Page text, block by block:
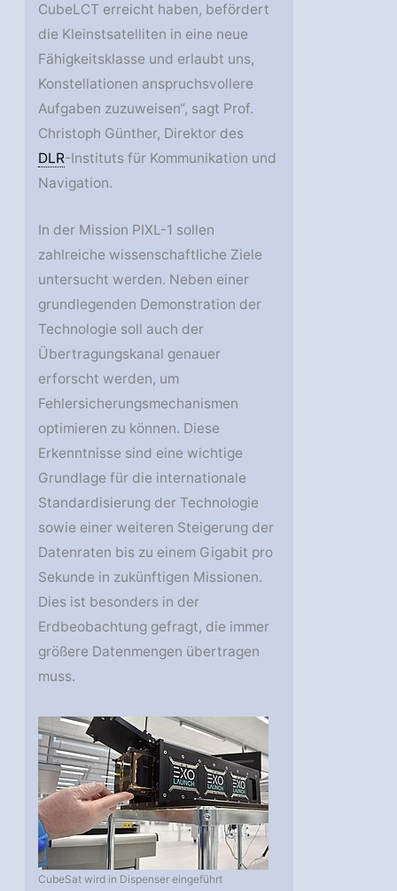
CubeLCT erreicht haben, befördert
die Kleinstsatelliten in eine neue
Fähigkeitsklasse und erlaubt uns,
Konstellationen anspruchsvollere
Aufgaben zuzuweisen“, sagt Prof.
Christoph Günther, Direktor des
DLR-Instituts für Kommunikation und
Navigation.
In der Mission PIXL-1 sollen
zahlreiche wissenschaftliche Ziele
untersucht werden. Neben einer
grundlegenden Demonstration der
Technologie soll auch der
Übertragungskanal genauer
erforscht werden, um
Fehlersicherungsmechanismen
optimieren zu können. Diese
Erkenntnisse sind eine wichtige
Grundlage für die internationale
Standardisierung der Technologie
sowie einer weiteren Steigerung der
Datenraten bis zu einem Gigabit pro
Sekunde in zukünftigen Missionen.
Dies ist besonders in der
Erdbeobachtung gefragt, die immer
größere Datenmengen übertragen
muss.
CubeSat wird in Dispenser eingeführt